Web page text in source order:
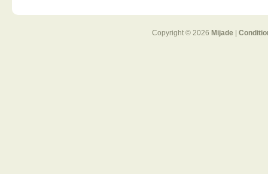
Copyright © 2026 Mijade|